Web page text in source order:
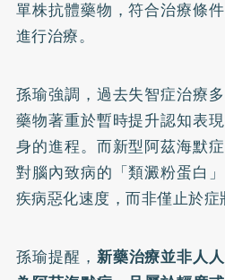
單株抗體藥物，符合治療條
進行治療。
孫瑜強調，過去失智症治療
藥物著重於暫時提升認知表
身的進程。而新型阿茲海默
對腦內致病的「類澱粉蛋白
疾病惡化速度，而非僅止於症
孫瑜提醒， 新藥治療並非人